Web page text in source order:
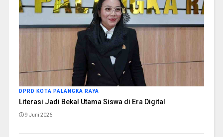
DPRD KOTA PALANGKA RAYA
Literasi Jadi Bekal Utama Siswa di Era Digital
9 Juni 2026